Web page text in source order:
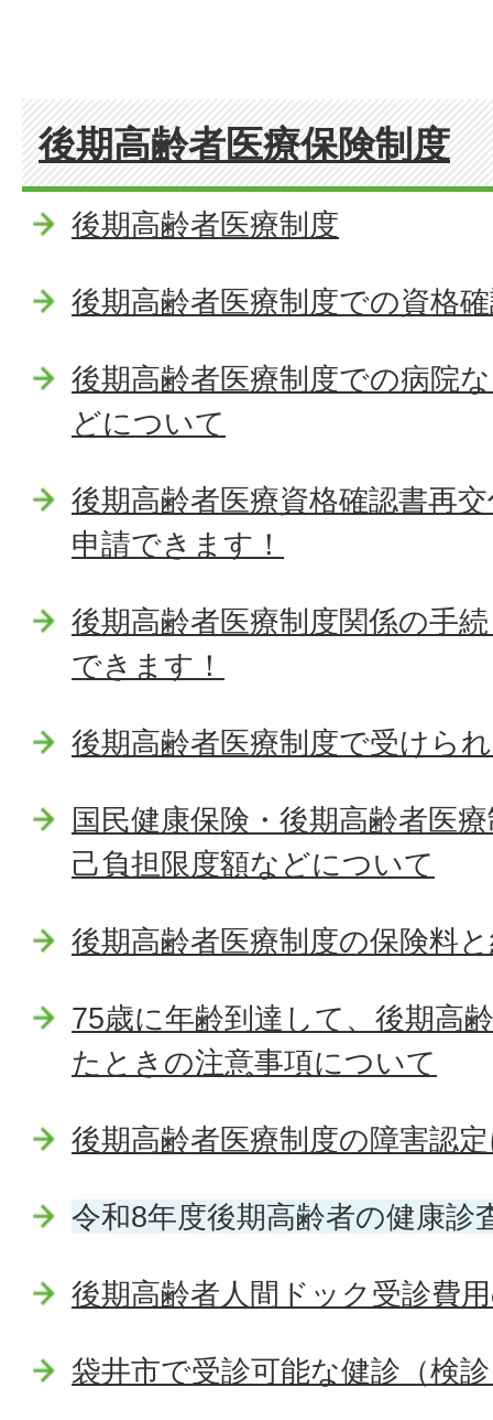
後期高齢者医療保険制度
後期高齢者医療制度
後期高齢者医療制度での資格
後期高齢者医療制度での病院
どについて
後期高齢者医療資格確認書再
申請できます！
後期高齢者医療制度関係の手
できます！
後期高齢者医療制度で受けら
国民健康保険・後期高齢者医
己負担限度額などについて
後期高齢者医療制度の保険料
75歳に年齢到達して、後期高
たときの注意事項について
後期高齢者医療制度の障害認
令和8年度後期高齢者の健康診
後期高齢者人間ドック受診費
袋井市で受診可能な健診（検